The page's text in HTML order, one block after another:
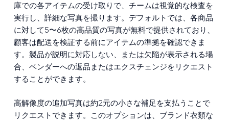
庫での各アイテムの受け取りで、チームは視覚的な検査を
実行し、詳細な写真を撮ります。デフォルトでは、各商品
に対して5〜6枚の高品質の写真が無料で提供されており、
顧客は配送を検証する前にアイテムの準拠を確認できま
す。製品が説明に対応しない、または欠陥が表示される場
合、ベンダーへの返品またはエクスチェンジをリクエスト
することができます。
高解像度の追加写真は約2元の小さな補足を支払うことで
リクエストできます。このオプションは、ブランド衣類な